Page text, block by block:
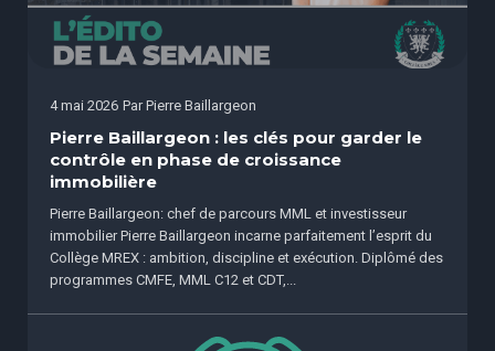
4 mai 2026 Par Pierre Baillargeon
Pierre Baillargeon : les clés pour garder le
contrôle en phase de croissance
immobilière
Pierre Baillargeon: chef de parcours MML et investisseur
immobilier Pierre Baillargeon incarne parfaitement l’esprit du
Collège MREX : ambition, discipline et exécution. Diplômé des
programmes CMFE, MML C12 et CDT,...